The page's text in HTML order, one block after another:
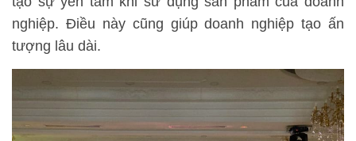
nghiệp. Điều này cũng giúp doanh nghiệp tạo ấn
tượng lâu dài.